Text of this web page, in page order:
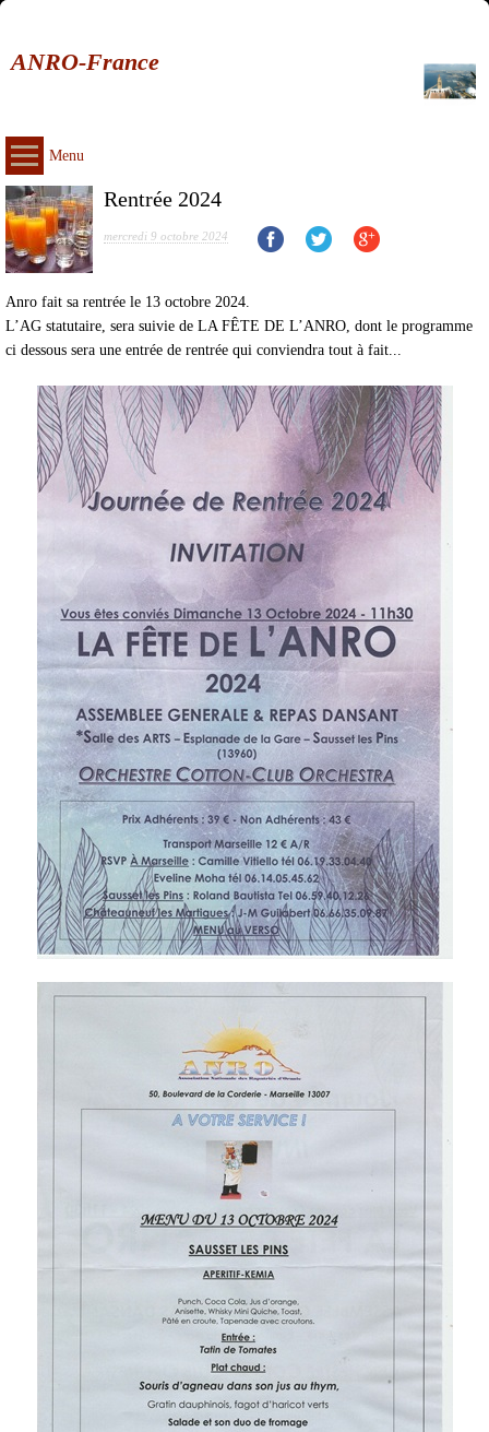
ANRO-France
Menu
Rentrée 2024
mercredi 9 octobre 2024
Anro fait sa rentrée le 13 octobre 2024.
L’AG statutaire, sera suivie de LA FÊTE DE L’ANRO, dont le programme
ci dessous sera une entrée de rentrée qui conviendra tout à fait...